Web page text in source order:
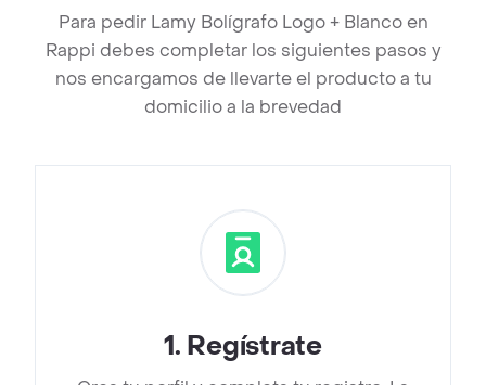
Para pedir Lamy Bolígrafo Logo + Blanco en
Rappi debes completar los siguientes pasos y
nos encargamos de llevarte el producto a tu
domicilio a la brevedad
1. Regístrate